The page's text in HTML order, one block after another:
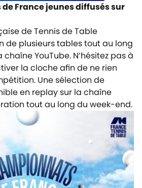
France jeunes diffusés sur
de Tennis de Table
de plusieurs tables tout au long
YouTube. N’hésitez pas à
la cloche afin de ne rien
Une sélection de
en replay sur la chaîne
tout au long du week-end.